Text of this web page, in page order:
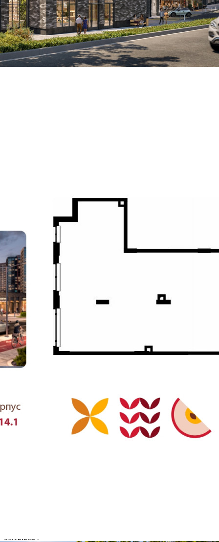
Аренда
114030 - П. СОСЕНСКОЕ,
УЛИЦА ЭДВАРДА ГРИГА 16
КОРП.1
Москва / Московская обл
Получить контакты Посмотреть на карте
Предложение напрямую от застройщика!
Разрешенная мощность: 28.8 кВт Система вентиляции:
500х300 для горячего цеха, 300х200 для зала и Ø100 для с/у
344 (+1)
06.12.2024